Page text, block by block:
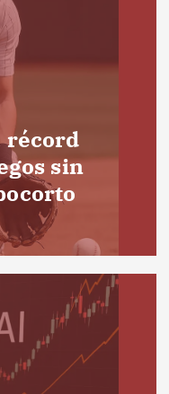
récord
sin